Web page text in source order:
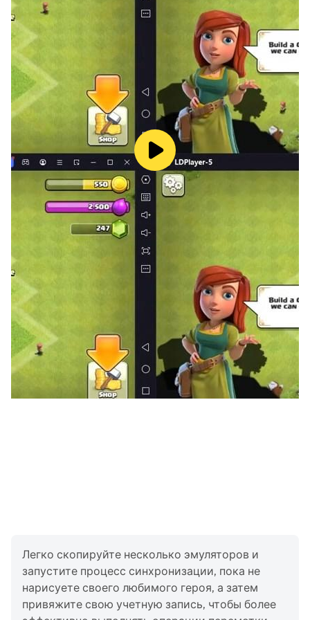
Легко скопируйте несколько эмуляторов и
запустите процесс синхронизации, пока не
нарисуете своего любимого героя, а затем
привяжите свою учетную запись, чтобы более